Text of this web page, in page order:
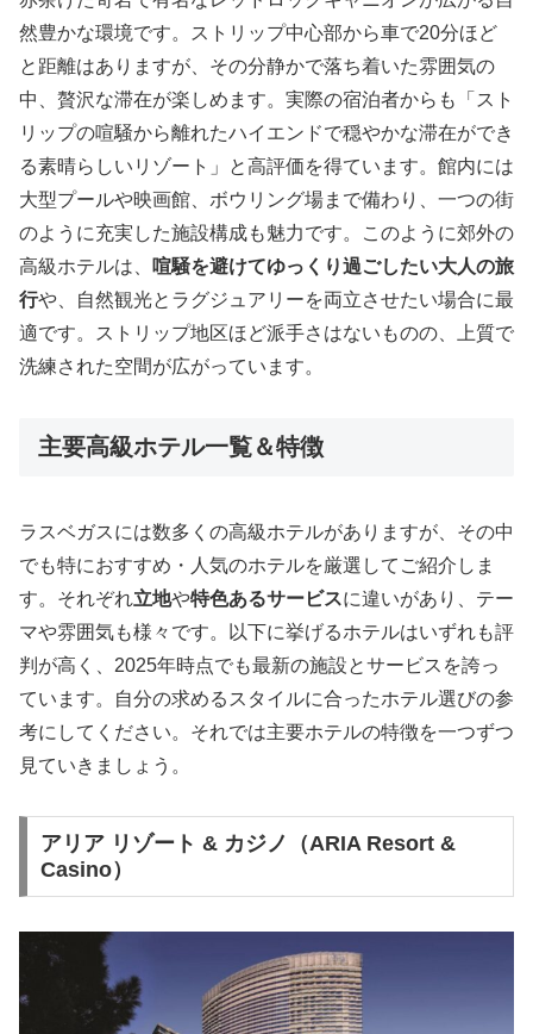
然豊かな環境です。ストリップ中心部から車で20分ほど
と距離はありますが、その分静かで落ち着いた雰囲気の
中、贅沢な滞在が楽しめます。実際の宿泊者からも「スト
リップの喧騒から離れたハイエンドで穏やかな滞在ができ
る素晴らしいリゾート」と高評価を得ています。館内には
大型プールや映画館、ボウリング場まで備わり、一つの街
のように充実した施設構成も魅力です。このように郊外の
高級ホテルは、 喧騒を避けてゆっくり過ごしたい大人の旅
行や、自然観光とラグジュアリーを両立させたい場合に最
適です。ストリップ地区ほど派手さはないものの、上質で
洗練された空間が広がっています。
主要高級ホテル一覧＆特徴
ラスベガスには数多くの高級ホテルがありますが、その中
でも特におすすめ・人気のホテルを厳選してご紹介しま
す。それぞれ立地や特色あるサービスに違いがあり、テー
マや雰囲気も様々です。以下に挙げるホテルはいずれも評
判が高く、2025年時点でも最新の施設とサービスを誇っ
ています。自分の求めるスタイルに合ったホテル選びの参
考にしてください。それでは主要ホテルの特徴を一つずつ
見ていきましょう。
アリア リゾート & カジノ（ARIA Resort &
Casino）